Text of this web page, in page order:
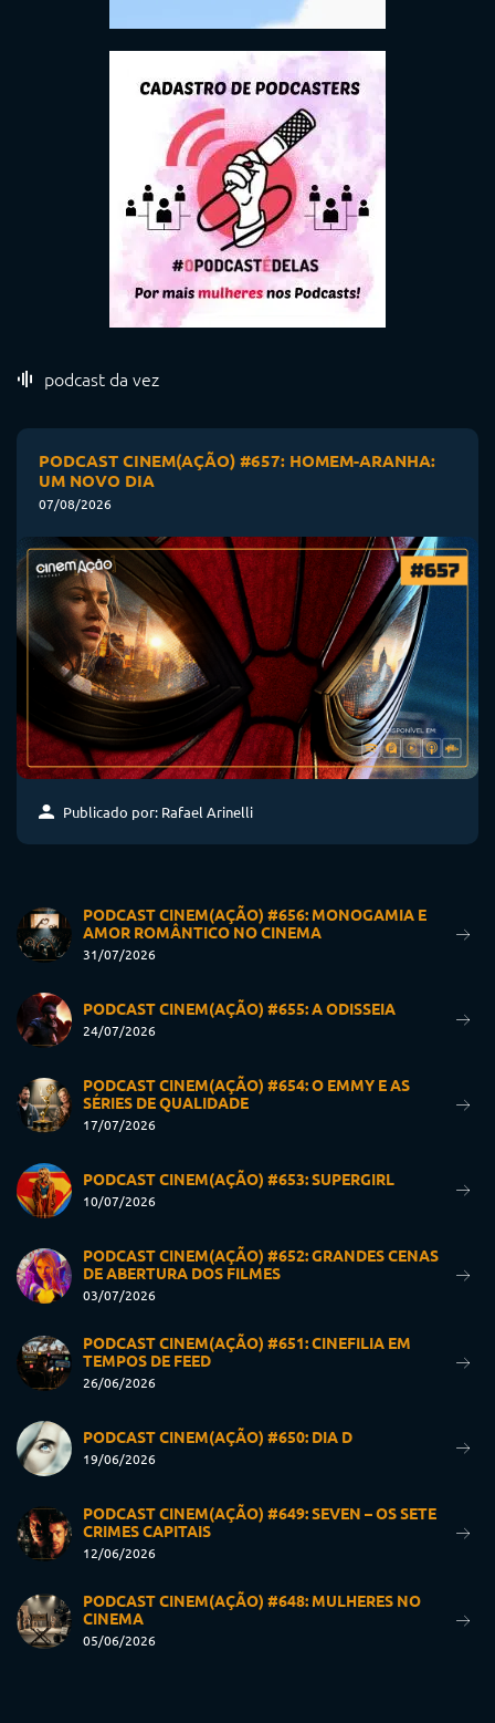
podcast da vez
PODCAST CINEM(AÇÃO) #657: HOMEM-ARANHA:
UM NOVO DIA
07/08/2026
Publicado por: Rafael Arinelli
PODCAST CINEM(AÇÃO) #656: MONOGAMIA E
AMOR ROMÂNTICO NO CINEMA
31/07/2026
PODCAST CINEM(AÇÃO) #655: A ODISSEIA
24/07/2026
PODCAST CINEM(AÇÃO) #654: O EMMY E AS
SÉRIES DE QUALIDADE
17/07/2026
PODCAST CINEM(AÇÃO) #653: SUPERGIRL
10/07/2026
PODCAST CINEM(AÇÃO) #652: GRANDES CENAS
DE ABERTURA DOS FILMES
03/07/2026
PODCAST CINEM(AÇÃO) #651: CINEFILIA EM
TEMPOS DE FEED
26/06/2026
PODCAST CINEM(AÇÃO) #650: DIA D
19/06/2026
PODCAST CINEM(AÇÃO) #649: SEVEN – OS SETE
CRIMES CAPITAIS
12/06/2026
PODCAST CINEM(AÇÃO) #648: MULHERES NO
CINEMA
05/06/2026